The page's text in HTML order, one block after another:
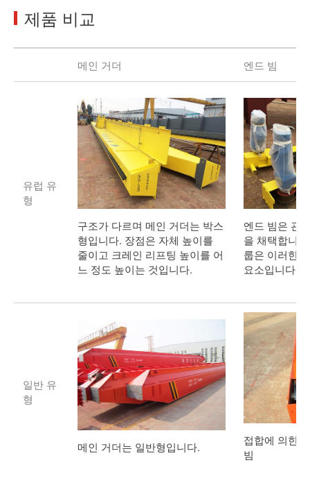
제품 비교
메인 거더 엔드 빔
유럽 유
형
구조가 다르며 메인 거더는 박스
형입니다. 장점은 자체 높이를
줄이고 크레인 리프팅 높이를 어
느 정도 높이는 것입니다.
엔드 빔은 관
을 채택합니
룹은 이러한
요소입니다.
일반 유
형
메인 거더는 일반형입니다.
접합에 의한
빔